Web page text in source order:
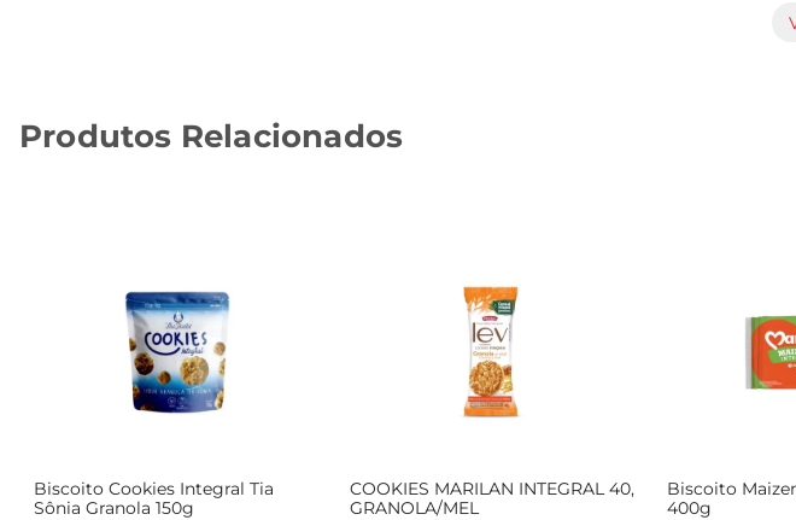
é conhecida por seus benefícios à saúde, contribuindo para a redução do
para uma deliciosa sobremesa. Eles também são uma excelente opção paralevar na
Produtos Relacionados
Biscoito Cookies Integral Tia
Sônia Granola 150g
COOKIES MARILAN INTEGRAL 40,
GRANOLA/MEL
Biscoito
400g